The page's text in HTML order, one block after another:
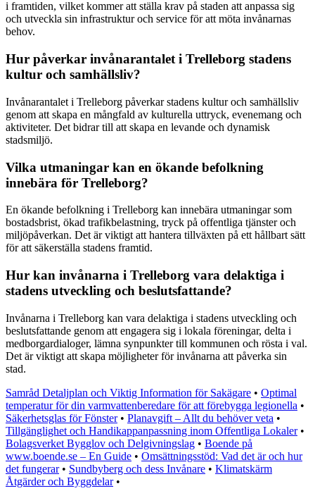
i framtiden, vilket kommer att ställa krav på staden att anpassa sig
och utveckla sin infrastruktur och service för att möta invånarnas
behov.
Hur påverkar invånarantalet i Trelleborg stadens
kultur och samhällsliv?
Invånarantalet i Trelleborg påverkar stadens kultur och samhällsliv
genom att skapa en mångfald av kulturella uttryck, evenemang och
aktiviteter. Det bidrar till att skapa en levande och dynamisk
stadsmiljö.
Vilka utmaningar kan en ökande befolkning
innebära för Trelleborg?
En ökande befolkning i Trelleborg kan innebära utmaningar som
bostadsbrist, ökad trafikbelastning, tryck på offentliga tjänster och
miljöpåverkan. Det är viktigt att hantera tillväxten på ett hållbart sätt
för att säkerställa stadens framtid.
Hur kan invånarna i Trelleborg vara delaktiga i
stadens utveckling och beslutsfattande?
Invånarna i Trelleborg kan vara delaktiga i stadens utveckling och
beslutsfattande genom att engagera sig i lokala föreningar, delta i
medborgardialoger, lämna synpunkter till kommunen och rösta i val.
Det är viktigt att skapa möjligheter för invånarna att påverka sin
stad.
Samråd Detaljplan och Viktig Information för Sakägare • Optimal
temperatur för din varmvattenberedare för att förebygga legionella •
Säkerhetsglas för Fönster• Planavgift – Allt du behöver veta •
Tillgänglighet och Handikappanpassning inom Offentliga Lokaler•
Bolagsverket Bygglov och Delgivningslag • Boende på
www.boende.se – En Guide • Omsättningsstöd: Vad det är och hur
det fungerar• Sundbyberg och dess Invånare • Klimatskärm
Åtgärder och Byggdelar•